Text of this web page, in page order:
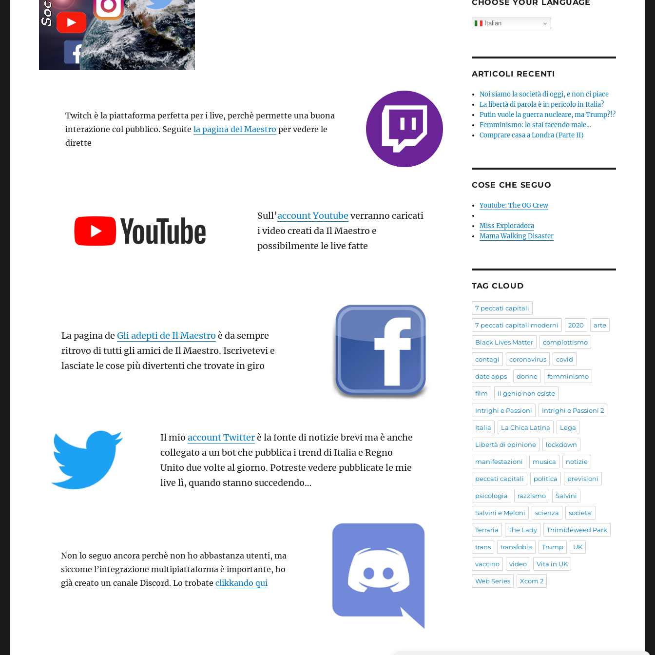
Twitch è la piattaforma perfetta per i live, perchè permette una buona
interazione col pubblico. Seguite la pagina del Maestro per vedere le
dirette
Sull’account Youtube verranno caricati
i video creati da Il Maestro e
possibilmente le live fatte
La pagina de Gli adepti de Il Maestro è da sempre
ritrovo di tutti gli amici de Il Maestro. Iscrivetevi e
lasciate le cose più divertenti che trovate in giro
Il mioaccount Twitterè la fonte di notizie brevi ma è anche
collegato a un bot che pubblica i trend di Italia e Regno
Unito due volte al giorno. Potreste vedere pubblicate le mie
live lì, quando stanno succedendo…
Non lo seguo ancora perchè non ho abbastanza utenti, ma
siccome l’integrazione multipiattaforma è importante, ho
già creato un canale Discord. Lo trobateclikkando qui
CHOOSE YOUR LANGUAGE
Italian
ARTICOLI RECENTI
Noi siamo la società di oggi, e non ci piace
La libertà di parola è in pericolo in Italia?
Putin vuole la guerra nucleare, ma Trump?!?
Femminismo: lo stai facendo male…
Comprare casa a Londra (Parte II)
COSE CHE SEGUO
Youtube: The OG Crew
Miss Exploradora
Mama Walking Disaster
TAG CLOUD
7 peccati capitali
7 peccati capitali moderni 2020 arte
Black Lives Matter complottismo
contagi coronavirus covid
date apps donne femminismo
film Il genio non esiste
Intrighi e Passioni Intrighi e Passioni 2
Italia La Chica Latina Lega
Libertà di opinione lockdown
manifestazioni musica notizie
peccati capitali politica previsioni
psicologia razzismo Salvini
Salvini e Meloni scienza societa'
Terraria The Lady Thimbleweed Park
trans transfobia Trump UK
vaccino video Vita in UK
Web Series Xcom 2